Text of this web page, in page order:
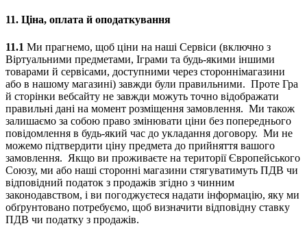
11. Ціна, оплата й оподаткування
11.1 Ми прагнемо, щоб ціни на наші Сервіси (включно з
Віртуальними предметами, Іграми та будь-якими іншими
товарами й сервісами, доступними через стороннімагазини
або в нашому магазині) завжди були правильними. Проте Гра
й сторінки вебсайту не завжди можуть точно відображати
правильні дані на момент розміщення замовлення. Ми також
залишаємо за собою право змінювати ціни без попереднього
повідомлення в будь-який час до укладання договору. Ми не
можемо підтвердити ціну предмета до прийняття вашого
замовлення. Якщо ви проживаєте на території Європейського
Союзу, ми або наші сторонні магазини стягуватимуть ПДВ чи
відповідний податок з продажів згідно з чинним
законодавством, і ви погоджуєтеся надати інформацію, яку ми
обґрунтовано потребуємо, щоб визначити відповідну ставку
ПДВ чи податку з продажів.